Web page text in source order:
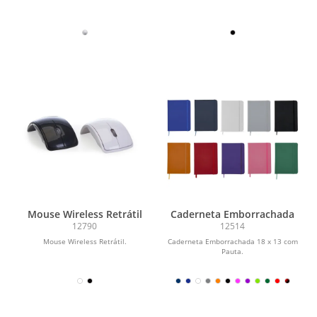
Mouse Wireless Retrátil
12790
Mouse Wireless Retrátil.
Caderneta Emborrachada
12514
Caderneta Emborrachada 18 x 13 com
Pauta.